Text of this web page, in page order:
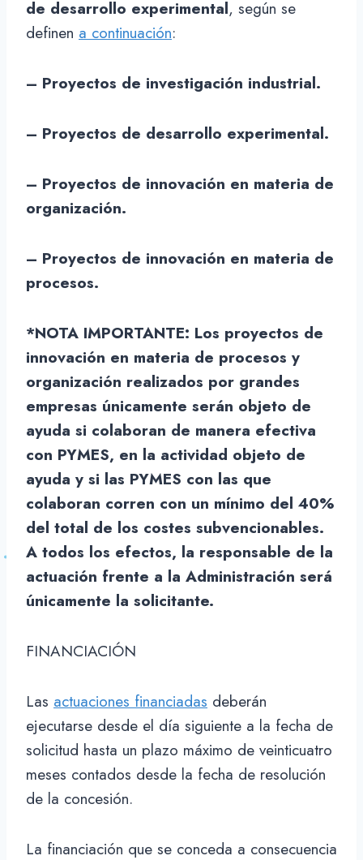
de desarrollo experimental, según se
definen a continuación:
– Proyectos de investigación industrial.
– Proyectos de desarrollo experimental.
– Proyectos de innovación en materia de
organización.
– Proyectos de innovación en materia de
procesos.
*NOTA IMPORTANTE: Los proyectos de
innovación en materia de procesos y
organización realizados por grandes
empresas únicamente serán objeto de
ayuda si colaboran de manera efectiva
con PYMES, en la actividad objeto de
ayuda y si las PYMES con las que
colaboran corren con un mínimo del 40%
del total de los costes subvencionables.
A todos los efectos, la responsable de la
actuación frente a la Administración será
únicamente la solicitante.
FINANCIACIÓN
Las actuaciones financiadas deberán
ejecutarse desde el día siguiente a la fecha de
solicitud hasta un plazo máximo de veinticuatro
meses contados desde la fecha de resolución
de la concesión.
La financiación que se conceda a consecuencia